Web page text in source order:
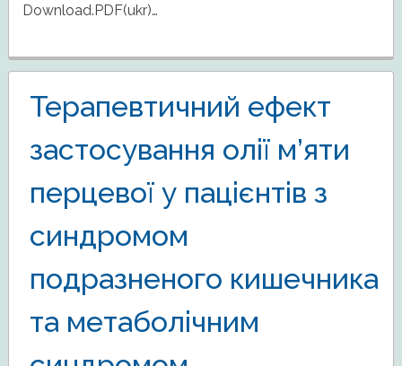
Download.PDF(ukr)…
Терапевтичний ефект
застосування олії м’яти
перцевої у пацієнтів з
синдромом
подразненого кишечника
та метаболічним